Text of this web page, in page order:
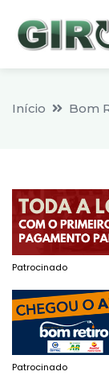
Início Bom
Patrocinado
Patrocinado